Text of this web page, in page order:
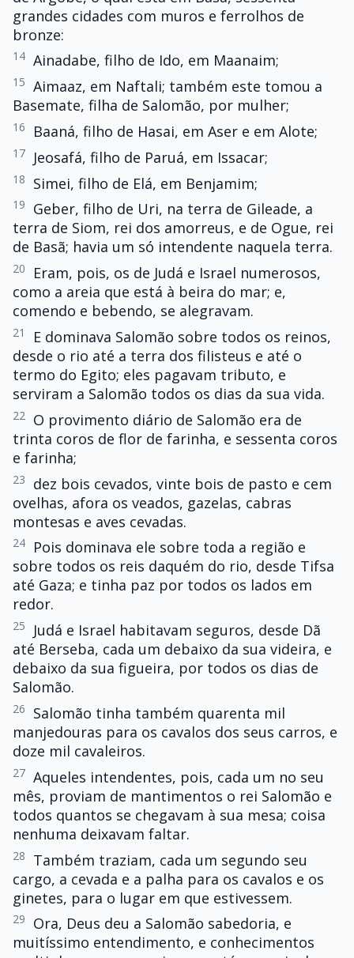
grandes cidades com muros e ferrolhos de
bronze:
14 Ainadabe, filho de Ido, em Maanaim;
15 Aimaaz, em Naftali; também este tomou a
Basemate, filha de Salomão, por mulher;
16 Baaná, filho de Hasai, em Aser e em Alote;
17 Jeosafá, filho de Paruá, em Issacar;
18 Simei, filho de Elá, em Benjamim;
19
Geber, filho de Uri, na terra de Gileade, a
terra de Siom, rei dos amorreus, e de Ogue, rei
de Basã; havia um só intendente naquela terra.
20
Eram, pois, os de Judá e Israel numerosos,
como a areia que está à beira do mar; e,
comendo e bebendo, se alegravam.
21
E dominava Salomão sobre todos os reinos,
desde o rio até a terra dos filisteus e até o
termo do Egito; eles pagavam tributo, e
serviram a Salomão todos os dias da sua vida.
22
O provimento diário de Salomão era de
trinta coros de flor de farinha, e sessenta coros
e farinha;
23
dez bois cevados, vinte bois de pasto e cem
ovelhas, afora os veados, gazelas, cabras
montesas e aves cevadas.
24
Pois dominava ele sobre toda a região e
sobre todos os reis daquém do rio, desde Tifsa
até Gaza; e tinha paz por todos os lados em
redor.
25
Judá e Israel habitavam seguros, desde Dã
até Berseba, cada um debaixo da sua videira, e
debaixo da sua figueira, por todos os dias de
Salomão.
26
Salomão tinha também quarenta mil
manjedouras para os cavalos dos seus carros, e
doze mil cavaleiros.
27 Aqueles intendentes, pois, cada um no seu
mês, proviam de mantimentos o rei Salomão e
todos quantos se chegavam à sua mesa; coisa
nenhuma deixavam faltar.
28
Também traziam, cada um segundo seu
cargo, a cevada e a palha para os cavalos e os
ginetes, para o lugar em que estivessem.
29
Ora, Deus deu a Salomão sabedoria, e
muitíssimo entendimento, e conhecimentos